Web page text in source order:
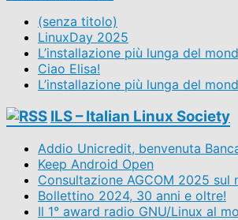
(senza titolo)
LinuxDay 2025
L’installazione più lunga del
Ciao Elisa!
L’installazione più lunga del
ILS – Italian Linux Society
Addio Unicredit, benvenuta
Keep Android Open
Consultazione AGCOM 2025
Bollettino 2024, 30 anni e oltre!
Il 1° award radio GNU/Linux al